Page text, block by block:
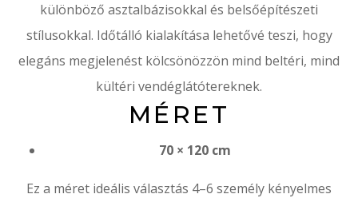
különböző asztalbázisokkal és belsőépítészeti
stílusokkal. Időtálló kialakítása lehetővé teszi, hogy
elegáns megjelenést kölcsönözzön mind beltéri, mind
kültéri vendéglátótereknek.
MÉRET
70 × 120 cm
Ez a méret ideális választás 4–6 személy kényelmes